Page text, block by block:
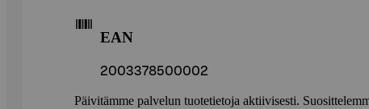
EAN
2003378500002
Päivitämme palvelun tuotetietoja aktiivisesti.